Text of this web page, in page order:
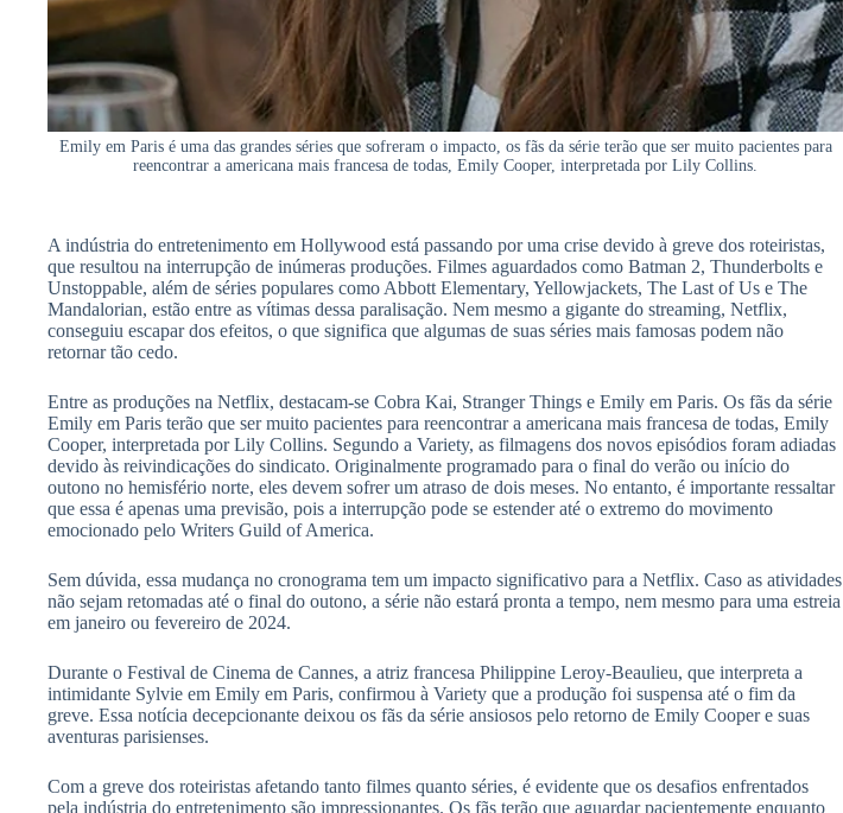
Emily em Paris é uma das grandes séries que sofreram o impacto, os fãs da série terão que ser muito pacientes para
reencontrar a americana mais francesa de todas, Emily Cooper, interpretada por Lily Collins.
A indústria do entretenimento em Hollywood está passando por uma crise devido à greve dos roteiristas,
que resultou na interrupção de inúmeras produções. Filmes aguardados como Batman 2, Thunderbolts e
Unstoppable, além de séries populares como Abbott Elementary, Yellowjackets, The Last of Us e The
Mandalorian, estão entre as vítimas dessa paralisação. Nem mesmo a gigante do streaming, Netflix,
conseguiu escapar dos efeitos, o que significa que algumas de suas séries mais famosas podem não
retornar tão cedo.
Entre as produções na Netflix, destacam-se Cobra Kai, Stranger Things e Emily em Paris. Os fãs da série
Emily em Paris terão que ser muito pacientes para reencontrar a americana mais francesa de todas, Emily
Cooper, interpretada por Lily Collins. Segundo a Variety, as filmagens dos novos episódios foram adiadas
devido às reivindicações do sindicato. Originalmente programado para o final do verão ou início do
outono no hemisfério norte, eles devem sofrer um atraso de dois meses. No entanto, é importante ressaltar
que essa é apenas uma previsão, pois a interrupção pode se estender até o extremo do movimento
emocionado pelo Writers Guild of America.
Sem dúvida, essa mudança no cronograma tem um impacto significativo para a Netflix. Caso as atividades
não sejam retomadas até o final do outono, a série não estará pronta a tempo, nem mesmo para uma estreia
em janeiro ou fevereiro de 2024.
Durante o Festival de Cinema de Cannes, a atriz francesa Philippine Leroy-Beaulieu, que interpreta a
intimidante Sylvie em Emily em Paris, confirmou à Variety que a produção foi suspensa até o fim da
greve. Essa notícia decepcionante deixou os fãs da série ansiosos pelo retorno de Emily Cooper e suas
aventuras parisienses.
Com a greve dos roteiristas afetando tanto filmes quanto séries, é evidente que os desafios enfrentados
pela indústria do entretenimento são impressionantes. Os fãs terão que aguardar pacientemente enquanto